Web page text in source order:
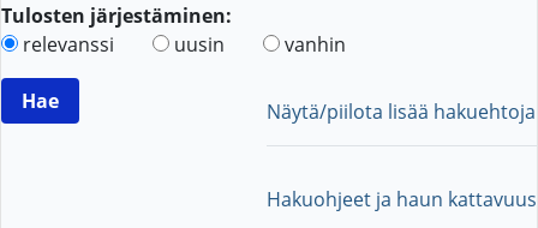
Tulosten järjestäminen:
relevanssi
uusin vanhin
Näytä/piilota lisää hakuehtoja
Hakuohjeet ja haun kattavuus